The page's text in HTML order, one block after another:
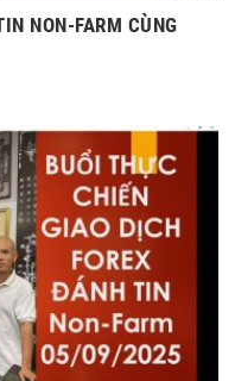
NON-FARM CÙNG